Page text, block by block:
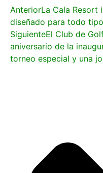
AnteriorLa Cala Resort
diseñado para todo
SiguienteEl Club de
aniversario de la
torneo especial y una